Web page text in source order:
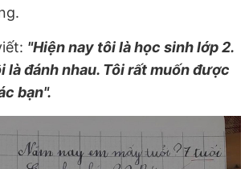
"Hiện nay tôi là học sinh lớp 2.
là đánh nhau. Tôi rất muốn được
bạn".